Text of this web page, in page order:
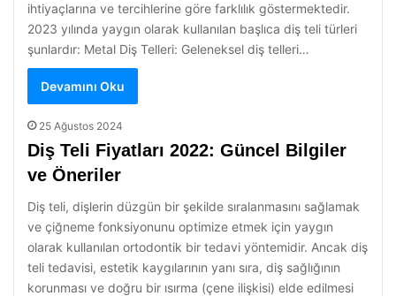
ihtiyaçlarına ve tercihlerine göre farklılık göstermektedir.
2023 yılında yaygın olarak kullanılan başlıca diş teli türleri
şunlardır: Metal Diş Telleri: Geleneksel diş telleri…
Devamını Oku
25 Ağustos 2024
Diş Teli Fiyatları 2022: Güncel Bilgiler
ve Öneriler
Diş teli, dişlerin düzgün bir şekilde sıralanmasını sağlamak
ve çiğneme fonksiyonunu optimize etmek için yaygın
olarak kullanılan ortodontik bir tedavi yöntemidir. Ancak diş
teli tedavisi, estetik kaygılarının yanı sıra, diş sağlığının
korunması ve doğru bir ısırma (çene ilişkisi) elde edilmesi